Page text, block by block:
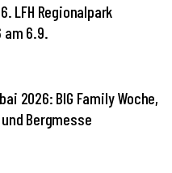
LFH Regionalpark
am 6.9.
2026: BIG Family Woche,
Bergmesse